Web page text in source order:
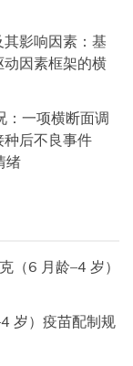
影响因素：基
因素框架的横
：一项横断面调
后不良事件
绪
（6 月龄–4 岁）
岁）疫苗配制规